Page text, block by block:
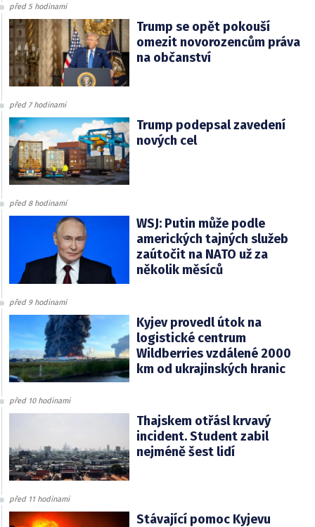
před 5 hodinami
Trump se opět pokouší
omezit novorozencům práva
na občanství
před 7 hodinami
Trump podepsal zavedení
nových cel
před 8 hodinami
WSJ: Putin může podle
amerických tajných služeb
zaútočit na NATO už za
několik měsíců
před 9 hodinami
Kyjev provedl útok na
logistické centrum
Wildberries vzdálené 2000
km od ukrajinských hranic
před 10 hodinami
Thajskem otřásl krvavý
incident. Student zabil
nejméně šest lidí
před 11 hodinami
Stávající pomoc Kyjevu